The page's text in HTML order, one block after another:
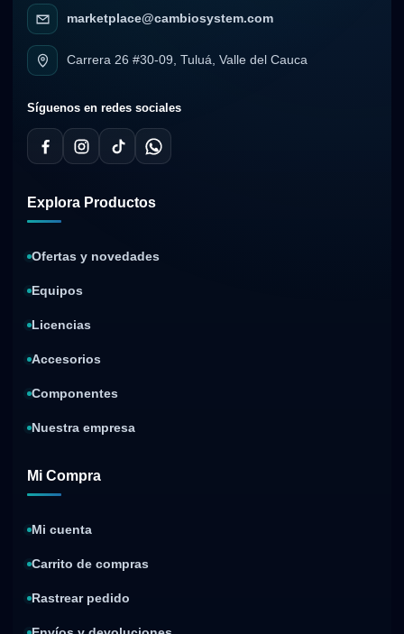
marketplace@cambiosystem.com
Carrera 26 #30-09, Tuluá, Valle del Cauca
Síguenos en redes sociales
Explora Productos
Ofertas y novedades
Equipos
Licencias
Accesorios
Componentes
Nuestra empresa
Mi Compra
Mi cuenta
Carrito de compras
Rastrear pedido